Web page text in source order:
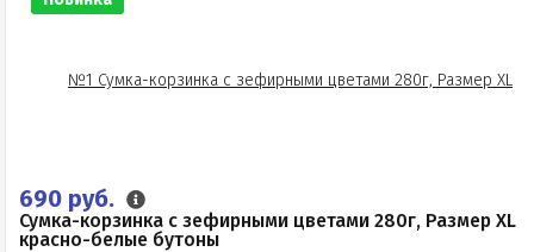
690 руб.
Сумка-корзинка с зефирными цветами 280г, Размер XL
красно-белые бутоны